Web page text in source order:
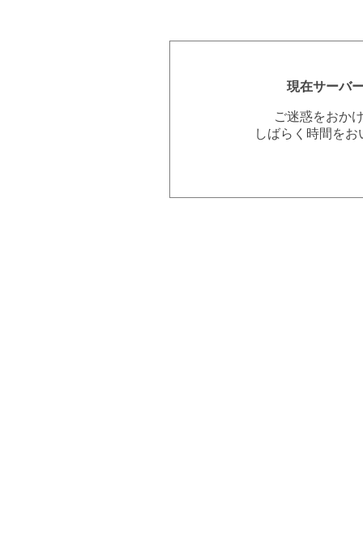
現在サーバ
ご迷惑をおか
しばらく時間を